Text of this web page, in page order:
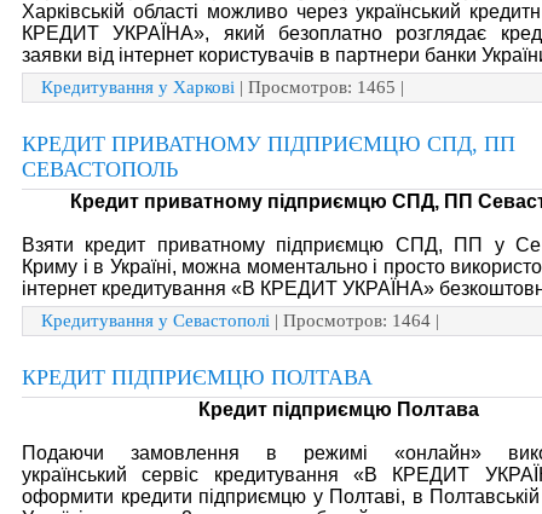
Харківській області можливо через український
КРЕДИТ УКРАЇНА», який безоплатно розглядає
заявки від інтернет користувачів в партнери банки
Кредитування у Харкові | Просмотров: 1465 |
КРЕДИТ ПРИВАТНОМУ ПІДПРИЄМЦЮ СПД, ПП
СЕВАСТОПОЛЬ
Кредит приватному підприємцю СПД, ПП
Взяти кредит приватному підприємцю СПД, ПП у
Криму і в Україні, можна моментально і просто
інтернет кредитування «В КРЕДИТ УКРАЇНА»
Кредитування у Севастополі | Просмотров: 1464 |
КРЕДИТ ПІДПРИЄМЦЮ ПОЛТАВА
Кредит підприємцю Полтава
Подаючи замовлення в режимі «онлайн»
український сервіс кредитування «В КРЕДИТ
оформити кредити підприємцю у Полтаві, в Полтавській